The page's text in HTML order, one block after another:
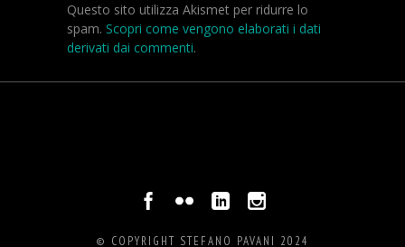
Questo sito utilizza Akismet per ridurre lo
spam. Scopri come vengono elaborati i dati
derivati dai commenti.
© COPYRIGHT STEFANO PAVANI 2024